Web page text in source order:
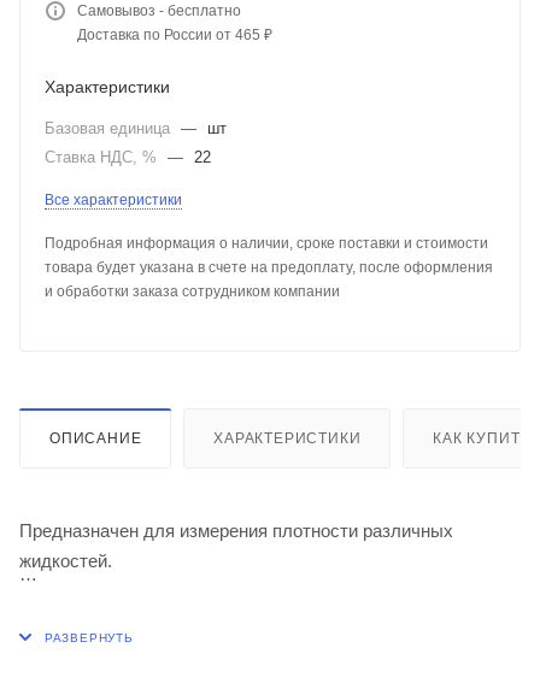
Самовывоз - бесплатно
Доставка по России от 465 ₽
Характеристики
Базовая единица —
шт
Ставка НДС, %
— 22
Все характеристики
Подробная информация о наличии, сроке поставки и стоимости
товара будет указана в счете на предоплату, после оформления
и обработки заказа сотрудником компании
ОПИСАНИЕ ХАРАКТЕРИСТИКИ КАК КУПИТЬ
Предназначен для измерения плотности различных
жидкостей.